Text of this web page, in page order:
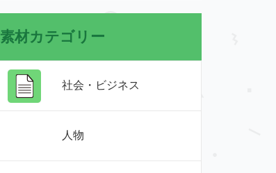
素材カテゴリー
社会・ビジネス
人物